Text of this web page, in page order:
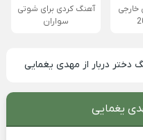
خارجی
آهنگ کردی برای شوتی
سواران
دختر دربار از مهدی یغمایی
یغمایی